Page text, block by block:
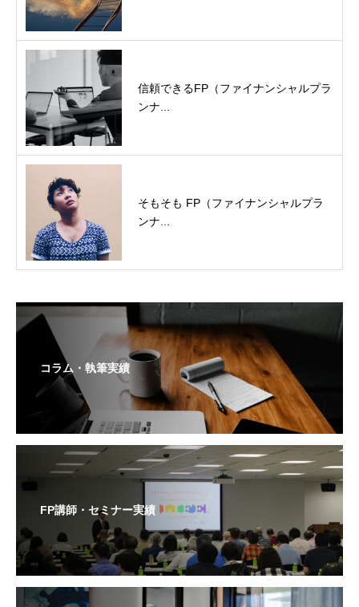
信頼できるFP（ファイナンシャルプラ
ンナ...
そもそも FP（ファイナンシャルプラ
ンナ...
コラム・執筆実績
FP講師・セミナー実績